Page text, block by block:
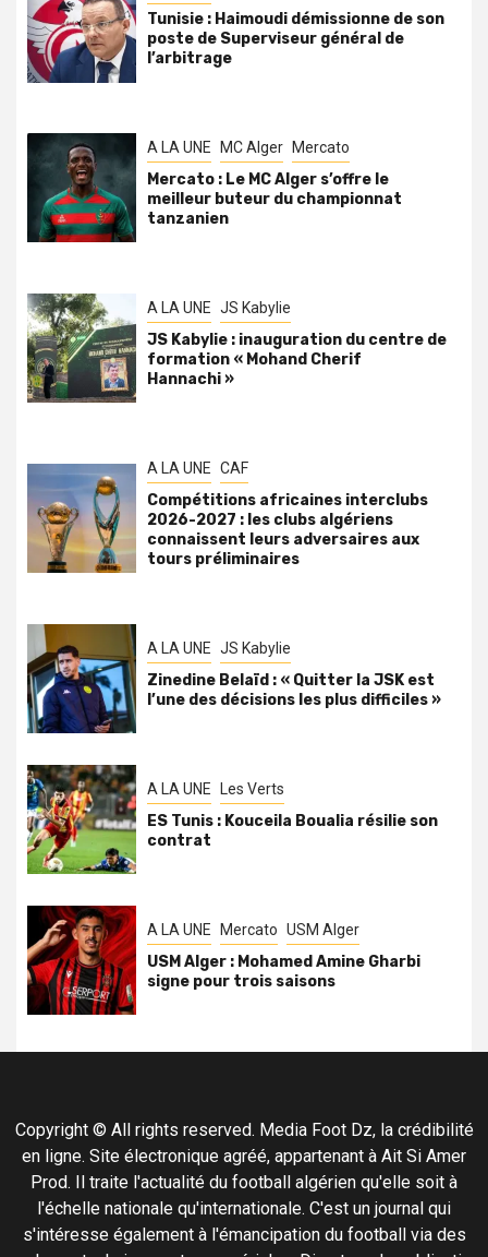
Tunisie : Haimoudi démissionne de son
poste de Superviseur général de
l’arbitrage
A LA UNE MC Alger Mercato
Mercato : Le MC Alger s’offre le
meilleur buteur du championnat
tanzanien
A LA UNE JS Kabylie
JS Kabylie : inauguration du centre de
formation « Mohand Cherif
Hannachi »
A LA UNE CAF
Compétitions africaines interclubs
2026-2027 : les clubs algériens
connaissent leurs adversaires aux
tours préliminaires
A LA UNE JS Kabylie
Zinedine Belaïd : « Quitter la JSK est
l’une des décisions les plus difficiles »
A LA UNE Les Verts
ES Tunis : Kouceila Boualia résilie son
contrat
A LA UNE Mercato USM Alger
USM Alger : Mohamed Amine Gharbi
signe pour trois saisons
Copyright © All rights reserved. Media Foot Dz, la crédibilité
en ligne. Site électronique agréé, appartenant à Ait Si Amer
Prod. Il traite l'actualité du football algérien qu'elle soit à
l'échelle nationale qu'internationale. C'est un journal qui
s'intéresse également à l'émancipation du football via des